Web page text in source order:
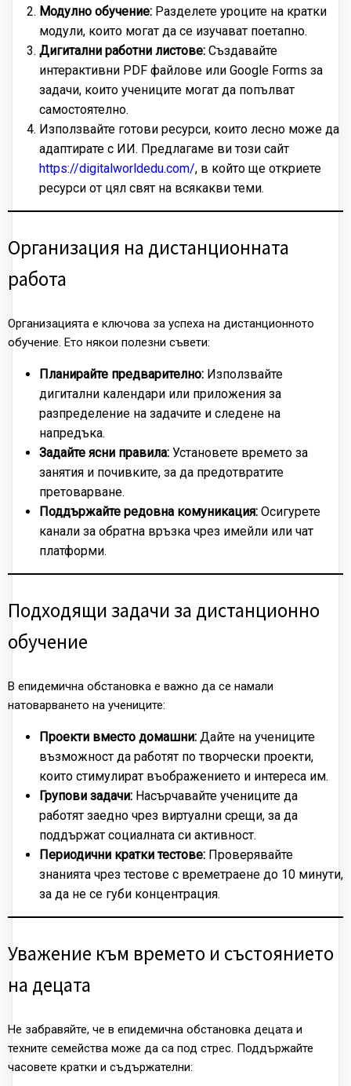
Модулно обучение: Разделете уроците на кратки
модули, които могат да се изучават поетапно.
Дигитални работни листове: Създавайте
интерактивни PDF файлове или Google Forms за
задачи, които учениците могат да попълват
самостоятелно.
Използвайте готови ресурси, които лесно може да
адаптирате с ИИ. Предлагаме ви този сайт
https://digitalworldedu.com/, в който ще откриете
ресурси от цял свят на всякакви теми.
Организация на дистанционната
работа
Организацията е ключова за успеха на дистанционното
обучение. Ето някои полезни съвети:
Планирайте предварително: Използвайте
дигитални календари или приложения за
разпределение на задачите и следене на
напредъка.
Задайте ясни правила: Установете времето за
занятия и почивките, за да предотвратите
претоварване.
Поддържайте редовна комуникация: Осигурете
канали за обратна връзка чрез имейли или чат
платформи.
Подходящи задачи за дистанционно
обучение
В епидемична обстановка е важно да се намали
натоварването на учениците:
Проекти вместо домашни: Дайте на учениците
възможност да работят по творчески проекти,
които стимулират въображението и интереса им.
Групови задачи: Насърчавайте учениците да
работят заедно чрез виртуални срещи, за да
поддържат социалната си активност.
Периодични кратки тестове: Проверявайте
знанията чрез тестове с времетраене до 10 минути,
за да не се губи концентрация.
Уважение към времето и състоянието
на децата
Не забравяйте, че в епидемична обстановка децата и
техните семейства може да са под стрес. Поддържайте
часовете кратки и съдържателни: